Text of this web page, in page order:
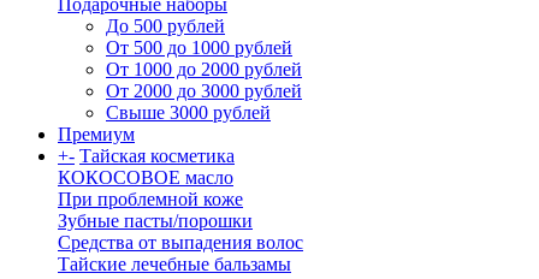
До 500 рублей
От 500 до 1000 рублей
От 1000 до 2000 рублей
От 2000 до 3000 рублей
Свыше 3000 рублей
Премиум
+- Тайская косметика
КОКОСОВОЕ масло
При проблемной коже
Зубные пасты/порошки
Средства от выпадения волос
Тайские лечебные бальзамы